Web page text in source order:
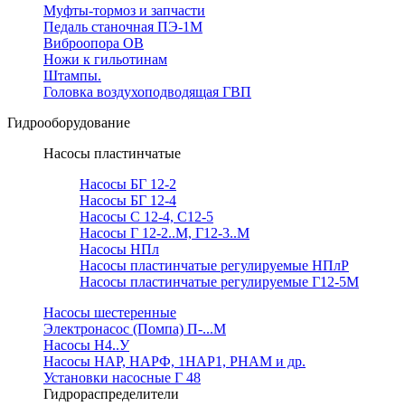
Муфты-тормоз и запчасти
Педаль станочная ПЭ-1М
Виброопора ОВ
Ножи к гильотинам
Штампы.
Головка воздухоподводящая ГВП
Гидрооборудование
Насосы пластинчатые
Насосы БГ 12-2
Насосы БГ 12-4
Насосы С 12-4, С12-5
Насосы Г 12-2..М, Г12-3..М
Насосы НПл
Насосы пластинчатые регулируемые НПлР
Насосы пластинчатые регулируемые Г12-5М
Насосы шестеренные
Электронасос (Помпа) П-...М
Насосы Н4..У
Насосы НАР, НАРФ, 1НАР1, РНАМ и др.
Установки насосные Г 48
Гидрораспределители